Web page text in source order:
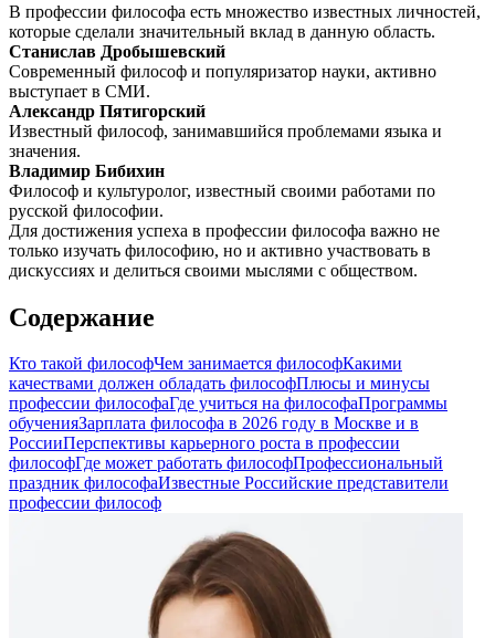
В профессии философа есть множество известных личностей,
которые сделали значительный вклад в данную область.
Станислав Дробышевский
Современный философ и популяризатор науки, активно
выступает в СМИ.
Александр Пятигорский
Известный философ, занимавшийся проблемами языка и
значения.
Владимир Бибихин
Философ и культуролог, известный своими работами по
русской философии.
Для достижения успеха в профессии философа важно не
только изучать философию, но и активно участвовать в
дискуссиях и делиться своими мыслями с обществом.
Содержание
Кто такой философЧем занимается философКакими
качествами должен обладать философПлюсы и минусы
профессии философаГде учиться на философаПрограммы
обученияЗарплата философа в 2026 году в Москве и в
РоссииПерспективы карьерного роста в профессии
философГде может работать философПрофессиональный
праздник философаИзвестные Российские представители
профессии философ